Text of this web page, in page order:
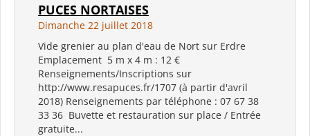
PUCES NORTAISES
Dimanche 22 juillet 2018
Vide grenier au plan d'eau de Nort sur Erdre
Emplacement 5 m x 4 m : 12 €
Renseignements/Inscriptions sur
http://www.resapuces.fr/1707 (à partir d'avril
2018) Renseignements par téléphone : 07 67 38
33 36 Buvette et restauration sur place / Entrée
gratuite...